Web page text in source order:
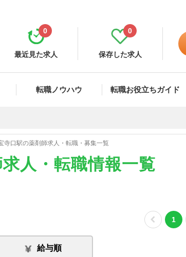
最近見た求人
0
保存した求人
0
転職ノウハウ 転職お役立ちガイド
寺口駅の薬剤師求人・転職・募集一覧
人・転職情報一覧
1
給与順